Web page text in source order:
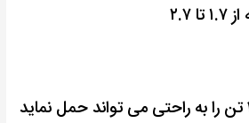
۲.۷
خاور مسقف تا وزن ۴ تن را به راحتی می تواند حمل نماید